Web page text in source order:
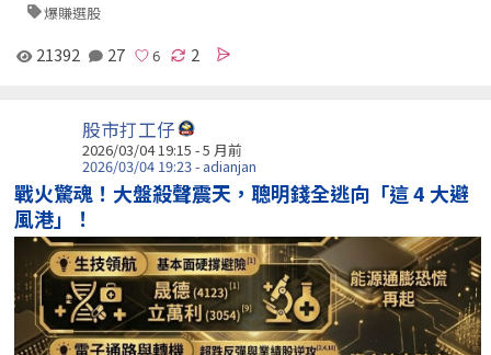
爆賺選股
21392 27 2
股市打工仔
2026/03/04 19:15 - 5 月前
2026/03/04 19:23 - adianjan
戰火驚魂！大盤殺聲震天，聰明錢全逃向「這 4 大避
風港」！